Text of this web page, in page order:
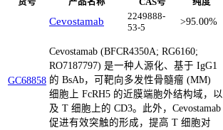
货号 产品名称 CAS号 纯度
GC68858
Cevostamab
2249888-
53-5
>95.00%
Cevostamab (BFCR4350A; RG6160;
RO7187797) 是一种人源化、基于 IgG1
的 BsAb，可靶向多发性骨髓瘤 (MM)
细胞上 FcRH5 的近膜端胞外结构域，以
及 T 细胞上的 CD3。此外，Cevostamab
促进有效突触的形成，提高 T 细胞对